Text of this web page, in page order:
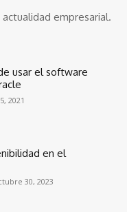
empresarial.
usar el software
2021
en el
30, 2023